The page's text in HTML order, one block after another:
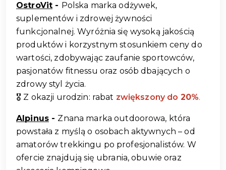
OstroVit - Polska marka odżywek,
suplementów i zdrowej żywności
funkcjonalnej. Wyróżnia się wysoką jakością
produktów i korzystnym stosunkiem ceny do
wartości, zdobywając zaufanie sportowców,
pasjonatów fitnessu oraz osób dbających o
zdrowy styl życia.
🎖️ Z okazji urodzin: rabat zwiększony do 20%.
Alpinus - Znana marka outdoorowa, która
powstała z myślą o osobach aktywnych – od
amatorów trekkingu po profesjonalistów. W
ofercie znajdują się ubrania, obuwie oraz